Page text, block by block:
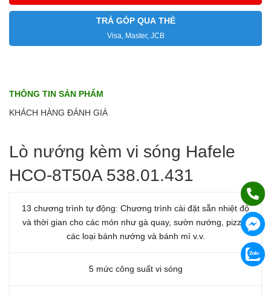
TRẢ GÓP QUA THẺ
Visa, Master, JCB
THÔNG TIN SẢN PHẨM
KHÁCH HÀNG ĐÁNH GIÁ
Lò nướng kèm vi sóng Hafele
HCO-8T50A 538.01.431
13 chương trình tự động: Chương trình cài đặt sẵn nhiệt độ
và thời gian cho các món như gà quay, sườn nướng, pizza,
các loại bánh nướng và bánh mì v.v.
5 mức công suất vi sóng